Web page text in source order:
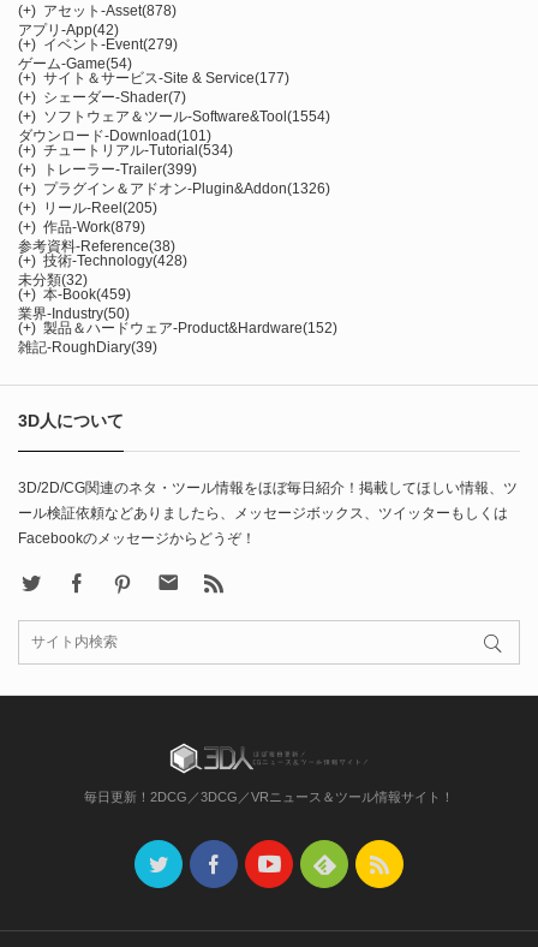
(+) アセット-Asset(878)
アプリ-App(42)
(+) イベント-Event(279)
ゲーム-Game(54)
(+) サイト＆サービス-Site & Service(177)
(+) シェーダー-Shader(7)
(+) ソフトウェア＆ツール-Software&Tool(1554)
ダウンロード-Download(101)
(+) チュートリアル-Tutorial(534)
(+)
トレーラー-Trailer(399)
(+) プラグイン＆アドオン-Plugin&Addon(1326)
(+) リール-Reel(205)
(+) 作品-Work(879)
参考資料-Reference(38)
(+) 技術-Technology(428)
未分類(32)
(+) 本-Book(459)
業界-Industry(50)
(+) 製品＆ハードウェア-Product&Hardware(152)
雑記-RoughDiary(39)
3D人について
3D/2D/CG関連のネタ・ツール情報をほぼ毎日紹介！掲載してほしい情報、ツ
ール検証依頼などありましたら、メッセージボックス、ツイッターもしくは
Facebookのメッセージからどうぞ！
FacebookPinterest Contact
毎日更新！2DCG／3DCG／VRニュース＆ツール情報サイト！